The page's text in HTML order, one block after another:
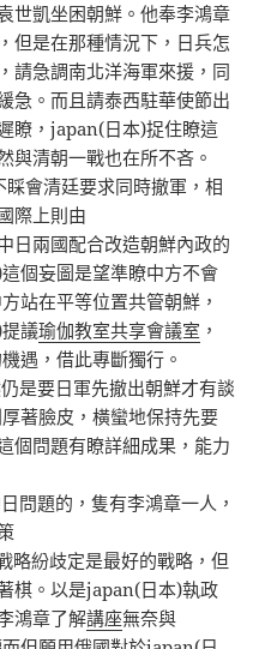
世凱坐困朝鮮。他奉李鴻章
但是在那種情況下，日兵怎
請急調南北洋海軍來援，同
急。而且請泰西駐華使節出
瞭，japan(日本)捉住瞭這
與清朝一戰也在所不吝。
清廷要求同時撤軍，相
際上則由
兩國配合改造朝鮮內政的
個妄圖是望準瞭中方不會
站在平等位置共管朝鮮，
議瑜伽教室共享會議室 ，
遇，借此專斷獨行。
要日軍先撤出朝鮮才有談
著臉皮，橫蠻地保持先要
個問題有瞭詳細成果，能力
題的，隻有李鴻章一人，
紛歧定是最好的戰略，但
棋。以是japan(日本)執政
鴻章了解講座無奈與